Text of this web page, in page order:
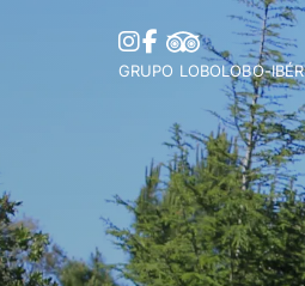
GRUPO LOBO
A Nossa Associação
Torne-se Sócio
Mecenato, Donativos e
Prémios e Distinções
Apoios
Colaborações
Parceiros
LOBO-
Ibérica
Histórias